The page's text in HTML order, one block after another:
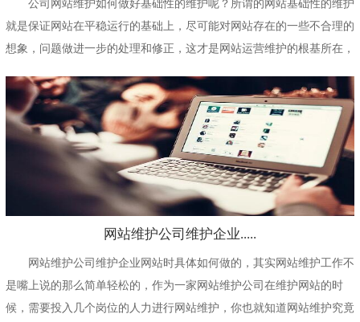
公司网站维护如何做好基础性的维护呢？所谓的网站基础性的维护
就是保证网站在平稳运行的基础上，尽可能对网站存在的一些不合理的
想象，问题做进一步的处理和修正，这才是网站运营维护的根基所在，
网站维护公司维护企业.....
网站维护公司维护企业网站时具体如何做的，其实网站维护工作不
是嘴上说的那么简单轻松的，作为一家网站维护公司在维护网站的时
候，需要投入几个岗位的人力进行网站维护，你也就知道网站维护究竟